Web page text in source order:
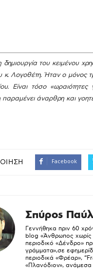
δημιουργία του κειμένου
κ. Λογοθέτη. Ήταν ο
Είναι τόσο
άναρθρη και
Facebook
Σπύρος
Γεννήθηκα πριν 60
blog «Άνθρωπος χωρίς
περιοδικό «Δένδρο»
γράμματα»,σε
περιοδικά «Φρέαρ»,
«Πλανόδιον», ανάμεσα